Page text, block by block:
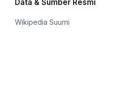
Data & Sumber Resmi
Wikipedia Suumi